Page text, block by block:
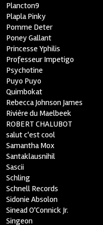
Plancton9
Plapla Pinky
Pomme Deter
Poney Gallant
Princesse Yphilis
Professeur Impetigo
Psychotine
Puyo Puyo
Quimbokat
Rebecca Johnson James
Rivière du Maelbeek
ROBERT CHALUBOT
salut c'est cool
Samantha Mox
Santaklausnihil
Sascii
Schling
Schnell Records
Sidonie Absolon
Sinead O'Connick Jr.
Singeon